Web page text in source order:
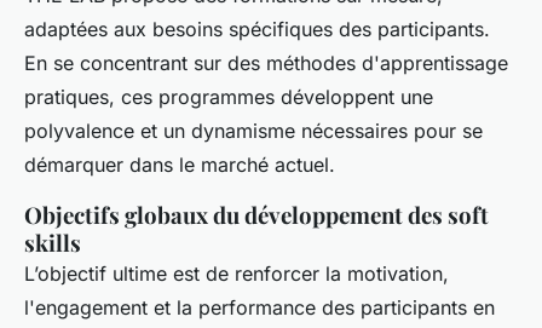
adaptées aux besoins spécifiques des participants.
En se concentrant sur des méthodes d'apprentissage
pratiques, ces programmes développent une
polyvalence et un dynamisme nécessaires pour se
démarquer dans le marché actuel.
Objectifs globaux du développement des soft
skills
L’objectif ultime est de renforcer la motivation,
l'engagement et la performance des participants en